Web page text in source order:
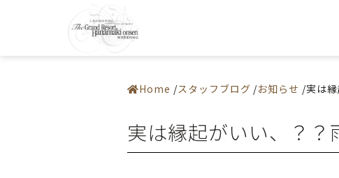
― 宴会会場
お知らせ・イベント
ウエディングレポート
ステイウエディング
お問い合わせ
Home スタッフブログ お知らせ 実は
実は縁起がいい、？？